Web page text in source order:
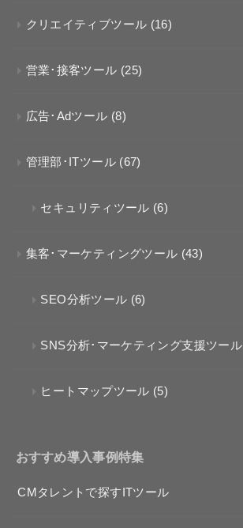
クリエイティブツール (16)
営業･接客ツール (25)
広告･Adツール (8)
管理部･ITツール (67)
セキュリティツール (6)
集客･マーケティングツール (43)
SEO分析ツール (6)
SNS分析･マーケティング支援ツール
ヒートマップツール (5)
おすすめ導入事例特集
CMタレントで探すITツール